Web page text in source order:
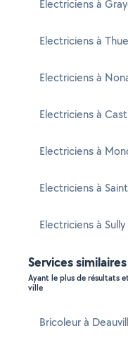
Electriciens à
Electriciens à
Electriciens à
Electriciens à
Electriciens à
Electriciens à
Electriciens à Sully
Services
Ayant le plus de résultats
ville
Bricoleur à